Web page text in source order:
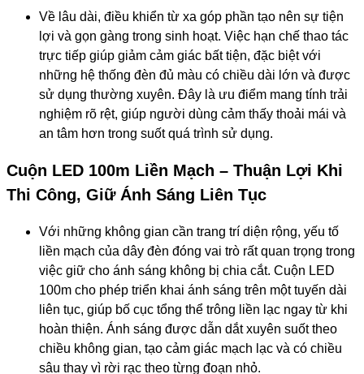
Về lâu dài, điều khiển từ xa góp phần tạo nên sự tiện
lợi và gọn gàng trong sinh hoạt. Việc hạn chế thao tác
trực tiếp giúp giảm cảm giác bất tiện, đặc biệt với
những hệ thống đèn đủ màu có chiều dài lớn và được
sử dụng thường xuyên. Đây là ưu điểm mang tính trải
nghiệm rõ rệt, giúp người dùng cảm thấy thoải mái và
an tâm hơn trong suốt quá trình sử dụng.
Cuộn LED 100m Liền Mạch – Thuận Lợi Khi
Thi Công, Giữ Ánh Sáng Liên Tục
Với những không gian cần trang trí diện rộng, yếu tố
liền mạch của dây đèn đóng vai trò rất quan trọng trong
việc giữ cho ánh sáng không bị chia cắt. Cuộn LED
100m cho phép triển khai ánh sáng trên một tuyến dài
liên tục, giúp bố cục tổng thể trông liền lạc ngay từ khi
hoàn thiện. Ánh sáng được dẫn dắt xuyên suốt theo
chiều không gian, tạo cảm giác mạch lạc và có chiều
sâu thay vì rời rạc theo từng đoạn nhỏ.